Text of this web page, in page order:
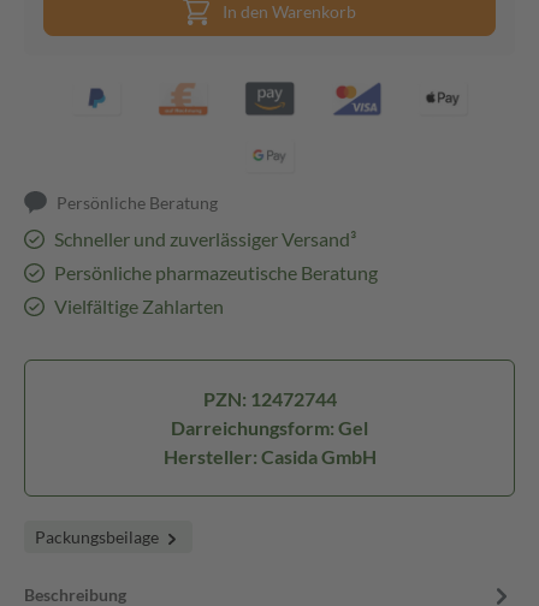
In den Warenkorb
Persönliche Beratung
Schneller und zuverlässiger Versand³
Persönliche pharmazeutische Beratung
Vielfältige Zahlarten
PZN: 12472744
Darreichungsform: Gel
Hersteller: Casida GmbH
Packungsbeilage
Beschreibung